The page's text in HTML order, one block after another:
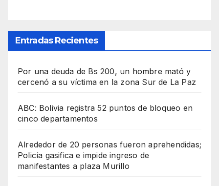
Entradas Recientes
Por una deuda de Bs 200, un hombre mató y
cercenó a su víctima en la zona Sur de La Paz
ABC: Bolivia registra 52 puntos de bloqueo en
cinco departamentos
Alrededor de 20 personas fueron aprehendidas;
Policía gasifica e impide ingreso de
manifestantes a plaza Murillo